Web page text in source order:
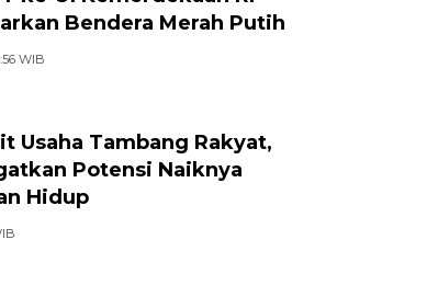
Bendera Merah Putih
WIB
Usaha Tambang Rakyat,
Potensi Naiknya
Hidup